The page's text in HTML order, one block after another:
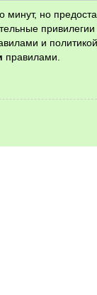
минут, но
привилегии
и политикой,
правилами.